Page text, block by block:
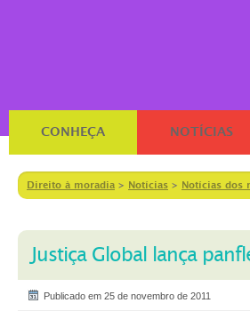
CONHEÇA NOTÍCIAS
Direito à moradia > Notícias > Notícias dos
Justiça Global lança
Publicado em 25 de novembro de 2011